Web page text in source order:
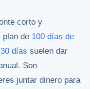
corto y
plan de 100 días de
días suelen dar
Son
juntar dinero para